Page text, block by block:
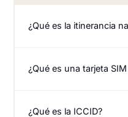
¿Qué es la itinerancia
¿Qué es una tarjeta
¿Qué es la ICCID?